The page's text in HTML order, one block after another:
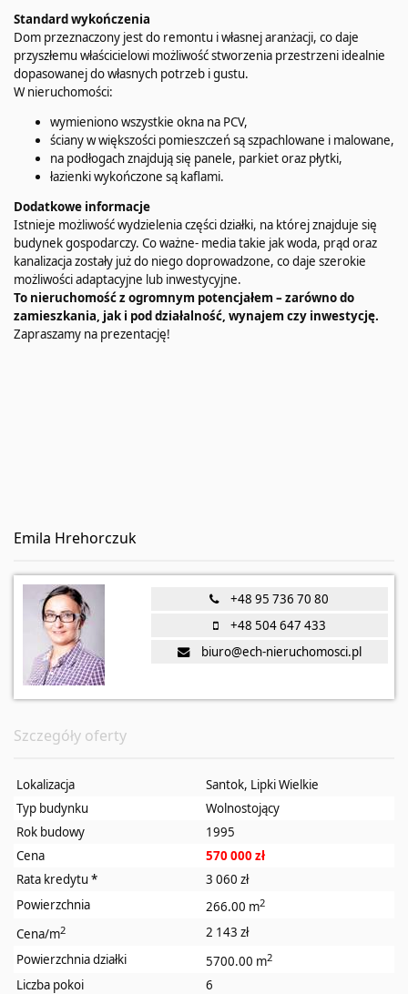
Standard wykończenia
Dom przeznaczony jest do remontu i własnej aranżacji, co daje
przyszłemu właścicielowi możliwość stworzenia przestrzeni idealnie
dopasowanej do własnych potrzeb i gustu.
W nieruchomości:
wymieniono wszystkie okna na PCV,
ściany w większości pomieszczeń są szpachlowane i malowane,
na podłogach znajdują się panele, parkiet oraz płytki,
łazienki wykończone są kaflami.
Dodatkowe informacje
Istnieje możliwość wydzielenia części działki, na której znajduje się
budynek gospodarczy. Co ważne- media takie jak woda, prąd oraz
kanalizacja zostały już do niego doprowadzone, co daje szerokie
możliwości adaptacyjne lub inwestycyjne.
To nieruchomość z ogromnym potencjałem – zarówno do
zamieszkania, jak i pod działalność, wynajem czy inwestycję.
Zapraszamy na prezentację!
Emila Hrehorczuk
+48 95 736 70 80
+48 504 647 433
biuro@ech-nieruchomosci.pl
Szczegóły oferty
Lokalizacja
Santok, Lipki Wielkie
Typ budynku
Wolnostojący
Rok budowy
1995
Cena
570 000 zł
Rata kredytu*
3 060 zł
Powierzchnia
266.00 m2
Cena/m2
2 143 zł
Powierzchnia działki
5700.00 m2
Liczba pokoi
6